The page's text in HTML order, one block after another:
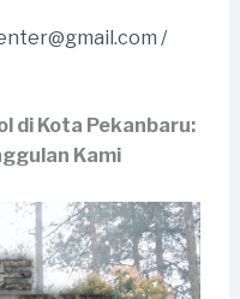
/
di Kota Pekanbaru:
Kami